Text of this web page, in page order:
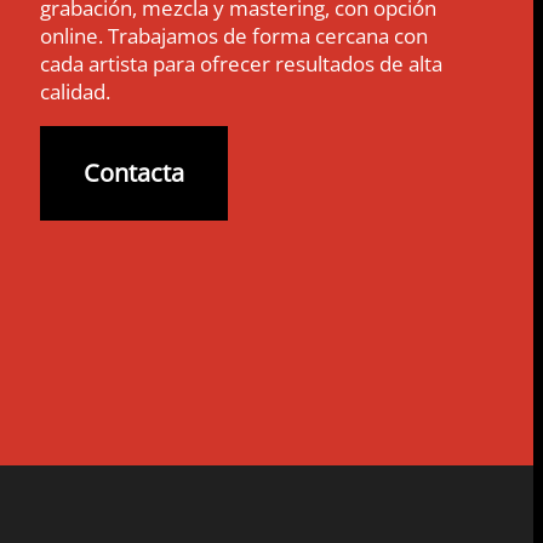
grabación, mezcla y mastering, con opción
online. Trabajamos de forma cercana con
cada artista para ofrecer resultados de alta
calidad.
Contacta